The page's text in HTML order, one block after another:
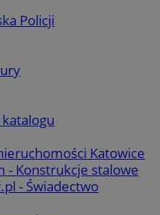
Policji
Katowice
- Konstrukcje stalowe
- Świadectwo